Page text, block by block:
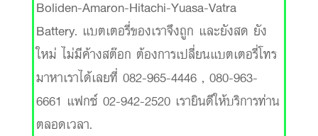
Boliden-Amaron-Hitachi-Yuasa-Vatra
Battery. แบตเตอรี่ของเราจึงถูก และยังสด ยัง
ใหม่ ไม่มีค้างสต๊อก ต้องการเปลี่ยนแบตเตอรี่โทร
มาหาเราได้เลยที่ 082-965-4446 , 080-963-
6661 แฟกซ์ 02-942-2520 เรายินดีให้บริการท่าน
ตลอดเวลา.